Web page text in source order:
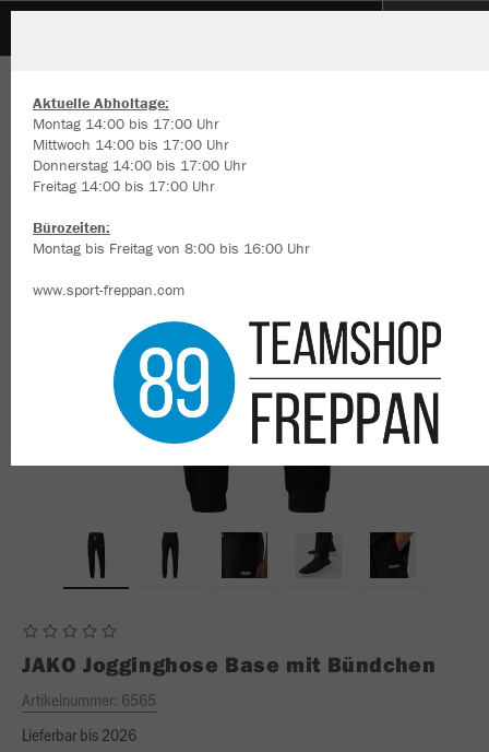
ZURÜCK
1976 e.V.
JAKO Jogginghose Base mit Bündchen
Artikelnummer: 6565
Lieferbar bis 2026
Aktuelle Abholtage:
Montag 14:00 bis 17:00 Uhr
Mittwoch 14:00 bis 17:00 Uhr
Donnerstag 14:00 bis 17:00 Uhr
Freitag 14:00 bis 17:00 Uhr
Bürozeiten:
Montag bis Freitag von 8:00 bis 16:00 Uhr
www.sport-freppan.com
Wir verwenden Cookies
Inhalte anzeigen und unsere Website verbessern. Weitere
zu den Cookies findest Du in den Einstellungen.
Alle ablehnen
mehr Infos
Datenschutz
Impressum